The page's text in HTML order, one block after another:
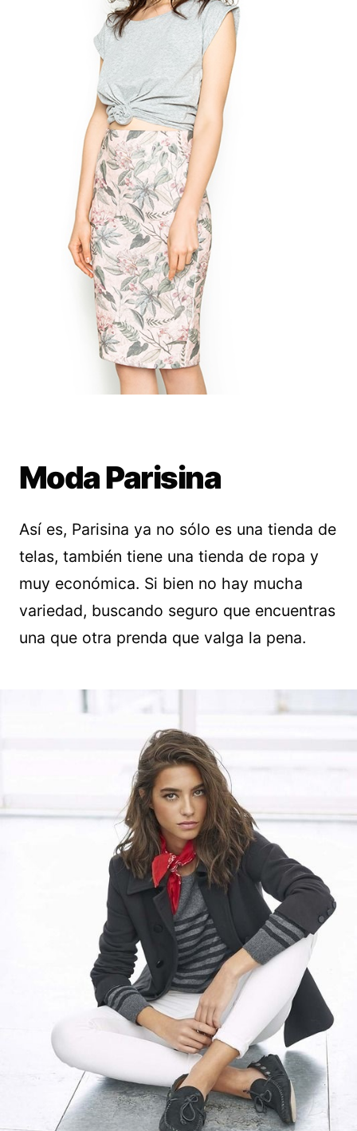
Moda Parisina
Así es, Parisina ya no sólo es una tienda de
telas, también tiene una tienda de ropa y
muy económica. Si bien no hay mucha
variedad, buscando seguro que encuentras
una que otra prenda que valga la pena.